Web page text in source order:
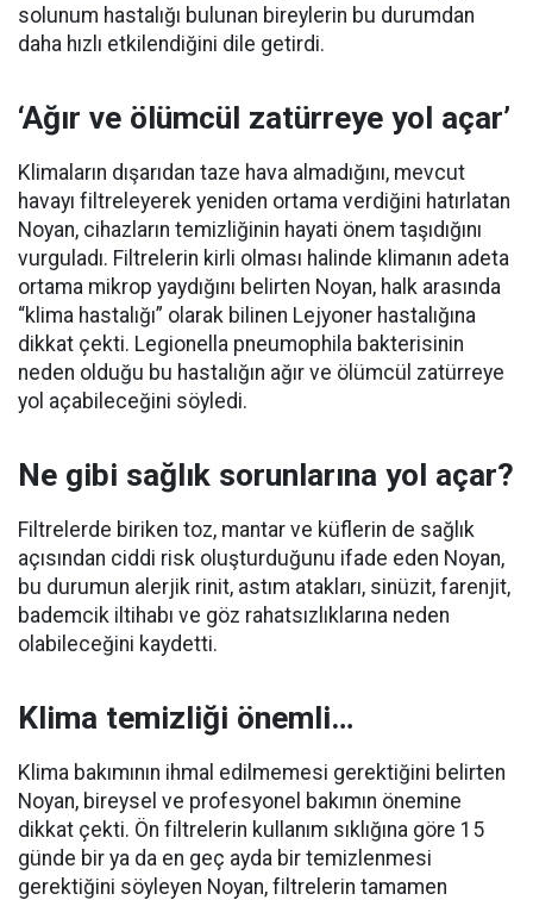
solunum hastalığı bulunan bireylerin bu durumdan
daha hızlı etkilendiğini dile getirdi.
‘Ağır ve ölümcül zatürreye yol açar’
Klimaların dışarıdan taze hava almadığını, mevcut
havayı filtreleyerek yeniden ortama verdiğini hatırlatan
Noyan, cihazların temizliğinin hayati önem taşıdığını
vurguladı. Filtrelerin kirli olması halinde klimanın adeta
ortama mikrop yaydığını belirten Noyan, halk arasında
“klima hastalığı” olarak bilinen Lejyoner hastalığına
dikkat çekti. Legionella pneumophila bakterisinin
neden olduğu bu hastalığın ağır ve ölümcül zatürreye
yol açabileceğini söyledi.
Ne gibi sağlık sorunlarına yol açar?
Filtrelerde biriken toz, mantar ve küflerin de sağlık
açısından ciddi risk oluşturduğunu ifade eden Noyan,
bu durumun alerjik rinit, astım atakları, sinüzit, farenjit,
bademcik iltihabı ve göz rahatsızlıklarına neden
olabileceğini kaydetti.
Klima temizliği önemli…
Klima bakımının ihmal edilmemesi gerektiğini belirten
Noyan, bireysel ve profesyonel bakımın önemine
dikkat çekti. Ön filtrelerin kullanım sıklığına göre 15
günde bir ya da en geç ayda bir temizlenmesi
gerektiğini söyleyen Noyan, filtrelerin tamamen